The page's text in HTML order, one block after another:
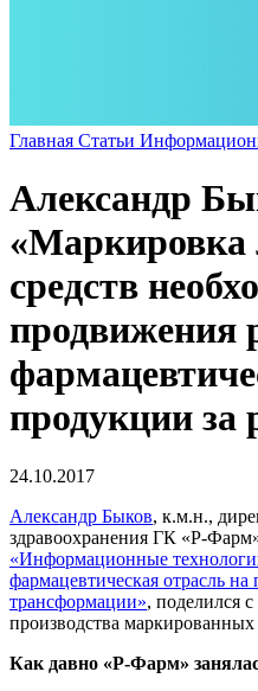
Главная Статьи
Александр
«Маркировка
средств
продвижения
продукции за
24.10.2017
Александр Быков, к.м.н.,
здравоохранения ГК «Р-
«Информационные
фармацевтическая отрасль
трансформации», поделился
производства маркированных
Как давно «Р-Фарм»